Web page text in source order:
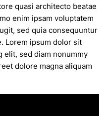
quasi architecto beatae
enim ipsam voluptatem
sed quia consequuntur
Lorem ipsum dolor sit
elit, sed diam nonummy
dolore magna aliquam